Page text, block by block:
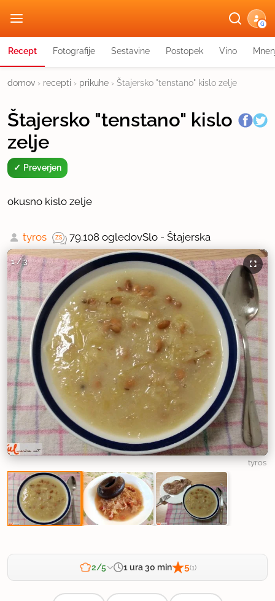
G
Recept Fotografije Sestavine Postopek Vino
domov › recepti › prikuhe › Štajersko "tenstano" kislo zelje
Štajersko "tenstano" kislo
zelje
Preverjen
okusno kislo zelje
tyros 79.108 ogledovSlo - Štajerska
1/3
tyros
2/5 1 ura 30 min 5(1)